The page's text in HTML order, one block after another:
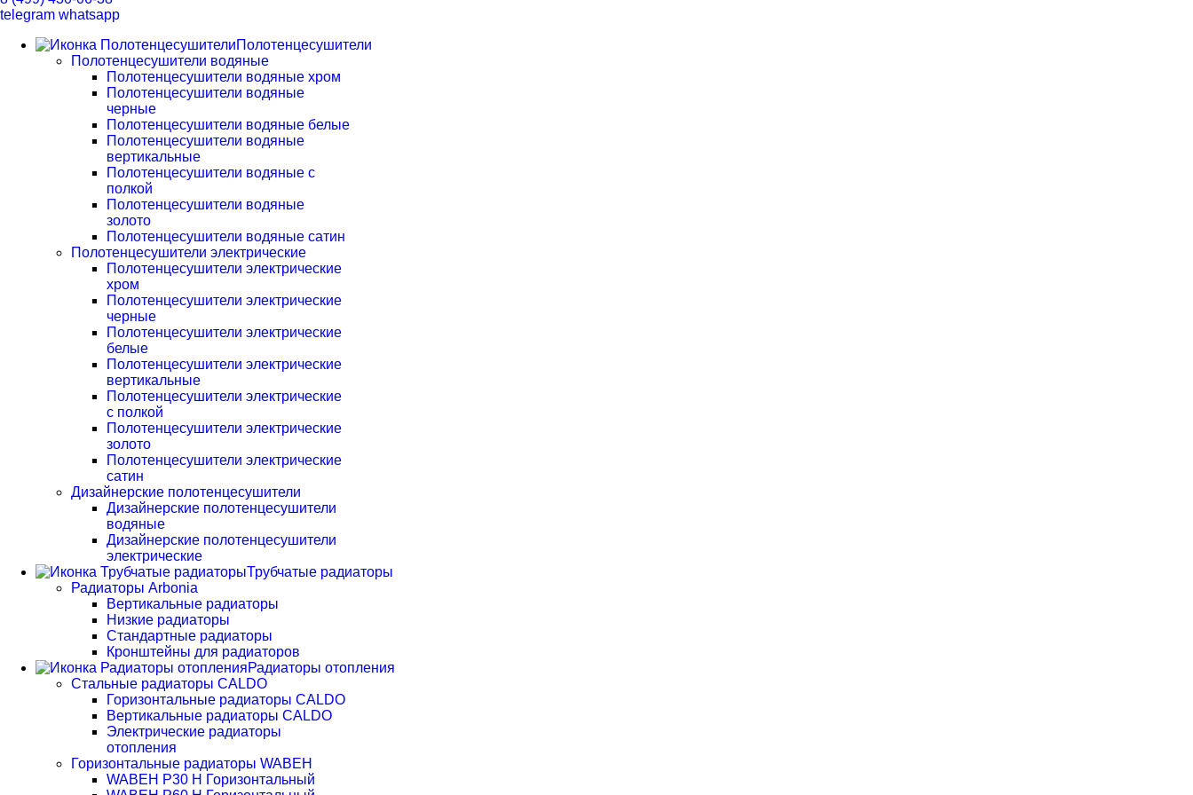
telegram whatsapp
Полотенцесушители
Полотенцесушители водяные
Полотенцесушители водяные хром
Полотенцесушители водяные
черные
Полотенцесушители водяные белые
Полотенцесушители водяные
вертикальные
Полотенцесушители водяные с
полкой
Полотенцесушители водяные
золото
Полотенцесушители водяные сатин
Полотенцесушители электрические
Полотенцесушители электрические
хром
Полотенцесушители электрические
черные
Полотенцесушители электрические
белые
Полотенцесушители электрические
вертикальные
Полотенцесушители электрические
с полкой
Полотенцесушители электрические
золото
Полотенцесушители электрические
сатин
Дизайнерские полотенцесушители
Дизайнерские полотенцесушители
водяные
Дизайнерские полотенцесушители
электрические
Трубчатые радиаторы
Радиаторы Arbonia
Вертикальные радиаторы
Низкие радиаторы
Стандартные радиаторы
Кронштейны для радиаторов
Радиаторы отопления
Стальные радиаторы CALDO
Горизонтальные радиаторы CALDO
Вертикальные радиаторы CALDO
Электрические радиаторы
отопления
Горизонтальные радиаторы WABEH
WABEH P30 H Горизонтальный